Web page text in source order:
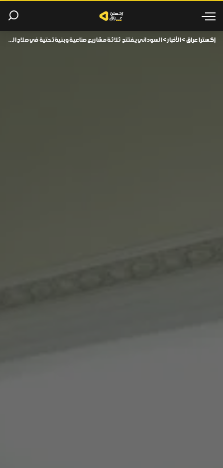
إكسترا عراق >الأخبار>السوداني يفتتح ثلاثة مشاريع صناعية وبنية تحتية في صلاح الدين وكربلاء